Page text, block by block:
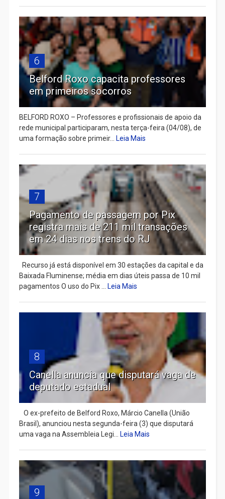
6
Belford Roxo capacita professores
em primeiros socorros
BELFORD ROXO – Professores e profissionais de apoio da
rede municipal participaram, nesta terça-feira (04/08), de
uma formação sobre primeir...
Leia Mais
7
Pagamento de passagem por Pix
registra mais de 211 mil transações
em 24 dias nos trens do RJ
Recurso já está disponível em 30 estações da capital e da
Baixada Fluminense; média em dias úteis passa de 10 mil
pagamentos O uso do Pix ...
Leia Mais
8
Canella anuncia que disputará vaga de
deputado estadual
​ O ex-prefeito de Belford Roxo, Márcio Canella (União
Brasil), anunciou nesta segunda-feira (3) que disputará
uma vaga na Assembleia Legi...
Leia Mais
9